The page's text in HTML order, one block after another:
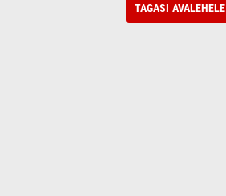
TAGASI AVALEHELE